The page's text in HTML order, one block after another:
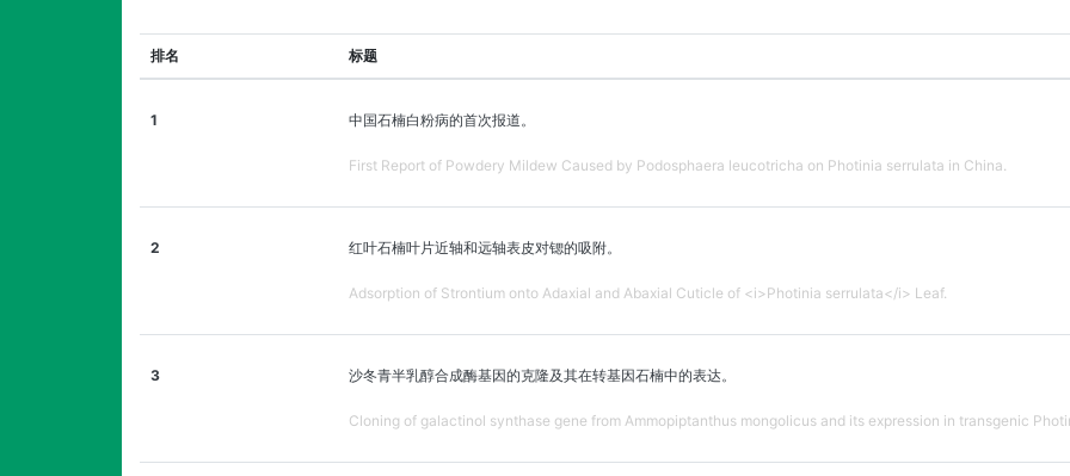
排名 标题
1 中国石楠白粉病的首次报道。
First Report of Powdery Mildew Caused by Podosphaera leucotricha on Photinia serrulata in China.
2 红叶石楠叶片近轴和远轴表皮对锶的吸附。
Adsorption of Strontium onto Adaxial and Abaxial Cuticle of <i>Photinia serrulata</i> Leaf.
3 沙冬青半乳醇合成酶基因的克隆及其在转基因石楠中的表达。
Cloning of galactinol synthase gene from Ammopiptanthus mongolicus and its expression in transgenic